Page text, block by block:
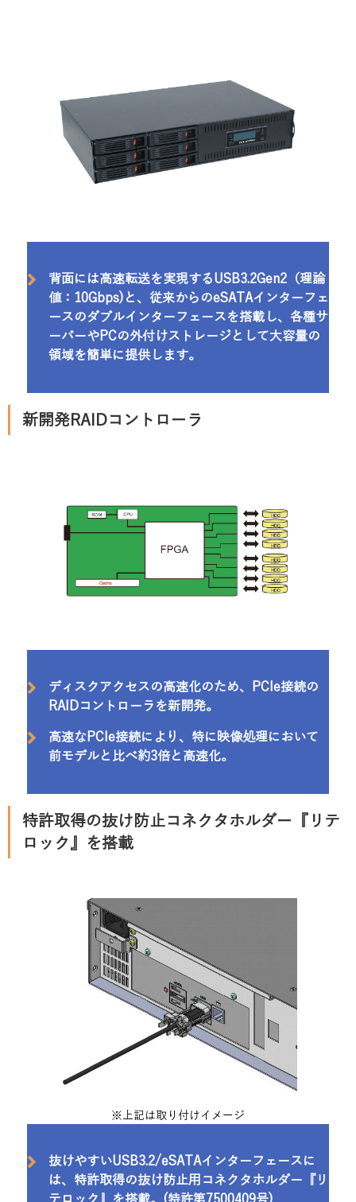
背面には高速転送を実現するUSB3.2Gen2（理論
値：10Gbps)と、従来からのeSATAインターフェ
ースのダブルインターフェースを搭載し、各種サ
ーバーやPCの外付けストレージとして大容量の
領域を簡単に提供します。
新開発RAIDコントローラ
ディスクアクセスの高速化のため、PCIe接続の
RAIDコントローラを新開発。
高速なPCIe接続により、特に映像処理において
前モデルと比べ約3倍と高速化。
特許取得の抜け防止コネクタホルダー『リテ
ロック』を搭載
※上記は取り付けイメージ
抜けやすいUSB3.2/eSATAインターフェースに
は、特許取得の抜け防止用コネクタホルダー『リ